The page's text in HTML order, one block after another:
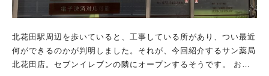
と探究心 このふたつをどうか大切に☆ LINEアプリの中にせんぼ
くんたちがいます。存在しているんです。（私はそう感じまし
た） LINEアプリからは、せんぼくんとブラックせんぼくんの
声で指示があり（※テキストだけを読むこともできます）、私た
ちがそれに文字入力をして応えます。 そんな風に双方向でリア
北花田駅周辺を歩いていると、工事している所があり、つい最近
何ができるのかが判明しました。それが、今回紹介するサン薬局
北花田店。セブンイレブンの隣にオープンするそうです。 お友